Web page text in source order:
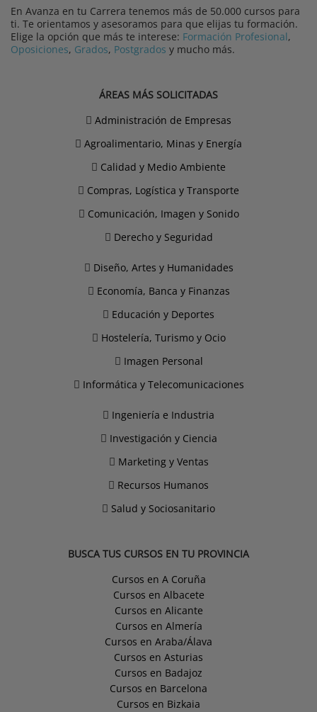
En Avanza en tu Carrera tenemos más de 50.000 cursos para
ti. Te orientamos y asesoramos para que elijas tu formación.
Elige la opción que más te interese: Formación Profesional,
Oposiciones, Grados, Postgrados y mucho más.
ÁREAS MÁS SOLICITADAS
Administración de Empresas
Agroalimentario, Minas y Energía
Calidad y Medio Ambiente
Compras, Logística y Transporte
Comunicación, Imagen y Sonido
Derecho y Seguridad
Diseño, Artes y Humanidades
Economía, Banca y Finanzas
Educación y Deportes
Hostelería, Turismo y Ocio
Imagen Personal
Informática y Telecomunicaciones
Ingeniería e Industria
Investigación y Ciencia
Marketing y Ventas
Recursos Humanos
Salud y Sociosanitario
BUSCA TUS CURSOS EN TU PROVINCIA
Cursos en A Coruña
Cursos en Albacete
Cursos en Alicante
Cursos en Almería
Cursos en Araba/Álava
Cursos en Asturias
Cursos en Badajoz
Cursos en Barcelona
Cursos en Bizkaia